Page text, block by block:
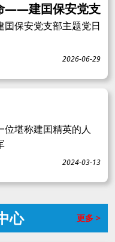
——建囯保安党支
保安党支部主题党日
2026-06-29
堪称建囯精英的人
2024-03-13
心 更多 >